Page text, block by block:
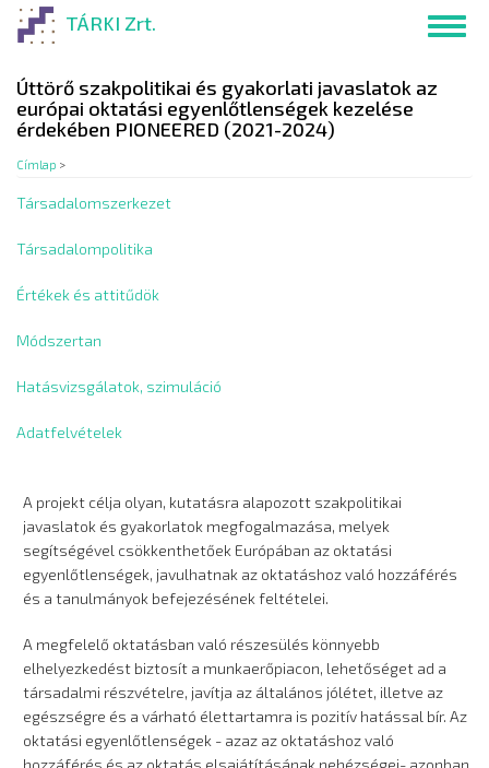
Ugrás
TÁRKI Zrt.
Úttörő szakpolitikai és gyakorlati javaslatok az
európai oktatási egyenlőtlenségek kezelése
érdekében PIONEERED (2021-2024)
Címlap >
Társadalomszerkezet
Társadalompolitika
Értékek és attitűdök
Módszertan
Hatásvizsgálatok, szimuláció
Adatfelvételek
A projekt célja olyan, kutatásra alapozott szakpolitikai
javaslatok és gyakorlatok megfogalmazása, melyek
segítségével csökkenthetőek Európában az oktatási
egyenlőtlenségek, javulhatnak az oktatáshoz való hozzáférés
és a tanulmányok befejezésének feltételei.
A megfelelő oktatásban való részesülés könnyebb
elhelyezkedést biztosít a munkaerőpiacon, lehetőséget ad a
társadalmi részvételre, javítja az általános jólétet, illetve az
egészségre és a várható élettartamra is pozitív hatással bír. Az
oktatási egyenlőtlenségek - azaz az oktatáshoz való
hozzáférés és az oktatás elsajátításának nehézségei- azonban